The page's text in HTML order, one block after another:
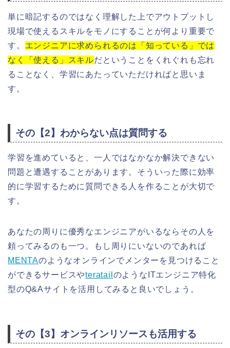
単に暗記するのではなく理解した上でアウトプットし
現場で使えるスキルをモノにすることが何より重要で
す。 エンジニアに求められるのは「知っている」では
なく「使える」スキルだということをくれぐれも忘れ
ることなく、学習にあたっていただければと思いま
す。
その【2】わからない点は質問する
学習を進めていると、一人ではなかなか解決できない
問題と遭遇することがあります。そういった際に効率
的に学習するために質問できる人を作ることが大切で
す。
あなたの周りに優秀なエンジニアがいるならその人を
頼ってみるのも一つ。もし周りにいないのであれば
MENTAのようなオンラインでメンターを見つけること
ができるサービスやteratail のようなITエンジニア特化
型のQ&Aサイトを活用してみると良いでしょう。
その【3】オンラインリソースも活用する